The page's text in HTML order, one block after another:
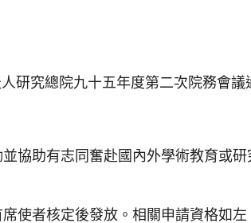
研究總院九十五年度第二次院務會議
協助有志同奮赴國內外學術教育或研
使者核定後發放。相關申請資格如左